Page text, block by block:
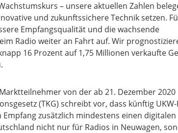
– unsere aktuellen Zahlen
und zukunftssichere Technik setzen.
Empfangsqualität und die wachsende
Radio weiter an Fahrt auf. Wir
16 Prozent auf 1,75 Millionen verkaufte
von der ab 21. Dezember 2020
(TKG) schreibt vor, dass künftig UKW-
zusätzlich mindestens einen digitalen
nicht nur für Radios in Neuwagen,